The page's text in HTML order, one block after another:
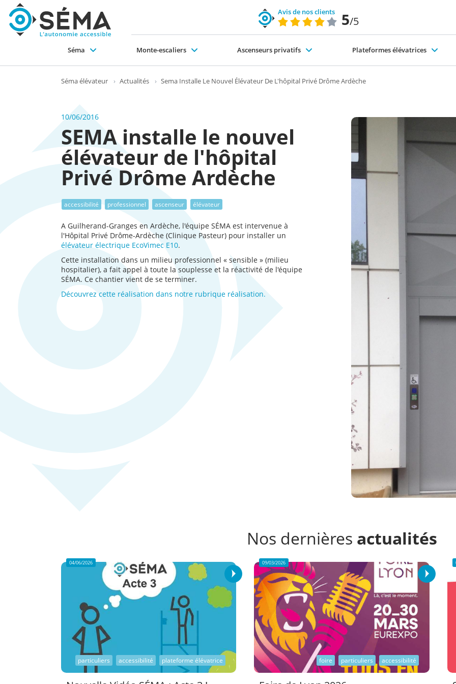
Avis de nos clients 5/5
Séma Monte-escaliers Ascenseurs privatifs Plateformes élévatrices
Séma élévateur › Actualités › Sema Installe Le Nouvel Élévateur De L'hôpital Privé Drôme Ardèche
10/06/2016
SEMA installe le nouvel
élévateur de l'hôpital
Privé Drôme Ardèche
accessibilité professionnel ascenseur élévateur
A Guilherand-Granges en Ardèche, l'équipe SÉMA est intervenue à
l'Hôpital Privé Drôme-Ardèche (Clinique Pasteur) pour installer un
élévateur électrique EcoVimec E10.
Cette installation dans un milieu professionnel « sensible » (milieu
hospitalier), a fait appel à toute la souplesse et la réactivité de l'équipe
SÉMA. Ce chantier vient de se terminer.
Découvrez cette réalisation dans notre rubrique réalisation.
Nos dernières actualités
particuliers accessibilité plateforme élévatrice
04/06/2026
foire particuliers accessibilité
09/03/2026